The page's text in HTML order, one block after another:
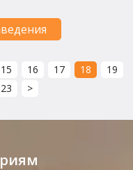
15 16 17 18
19
23 >